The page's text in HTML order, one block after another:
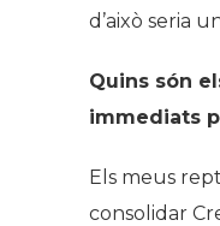
d’això seria
Quins són
immediats
Els meus
consolidar